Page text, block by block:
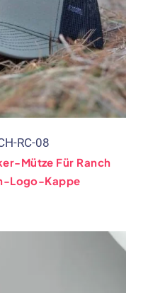
RC-08
Mütze Für Ranch
Logo-Kappe